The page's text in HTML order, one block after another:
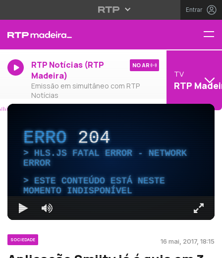
Entrar
RTP Notícias (RTP
Madeira)
Emissão em simultâneo com RTP
Notícias
NO AR
TV
RTP
ERRO204
HLS.JS FATAL ERROR - NETWORK
ERROR
ESTE CONTEÚDO ESTÁ NESTE
MOMENTO INDISPONÍVEL
SOCIEDADE 16 mai, 2017, 18:15